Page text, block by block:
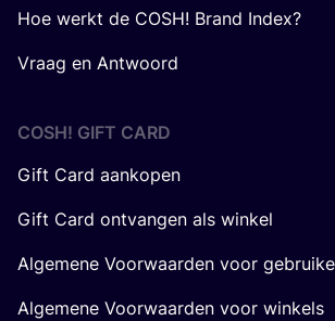
Hoe werkt de COSH! Brand Index?
Vraag en Antwoord
COSH! GIFT CARD
Gift Card aankopen
Gift Card ontvangen als winkel
Algemene Voorwaarden voor
Algemene Voorwaarden voor winkels